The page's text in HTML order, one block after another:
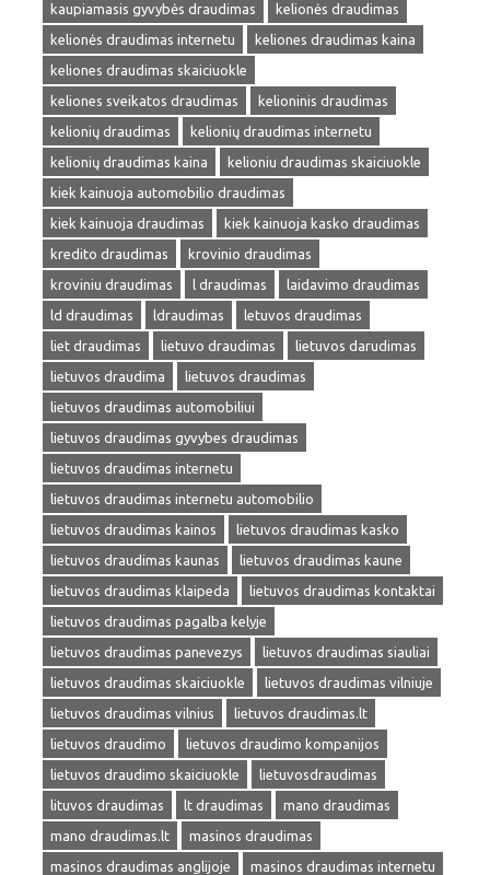
kaupiamasis gyvybės draudimas
kelionės draudimas
kelionės draudimas internetu
keliones draudimas kaina
keliones draudimas skaiciuokle
keliones sveikatos draudimas
kelioninis draudimas
kelionių draudimas
kelionių draudimas internetu
kelionių draudimas kaina
kelioniu draudimas skaiciuokle
kiek kainuoja automobilio draudimas
kiek kainuoja draudimas
kiek kainuoja kasko draudimas
kredito draudimas
krovinio draudimas
kroviniu draudimas
l draudimas
laidavimo draudimas
ld draudimas
ldraudimas
letuvos draudimas
liet draudimas
lietuvo draudimas
lietuvos darudimas
lietuvos draudima
lietuvos draudimas
lietuvos draudimas automobiliui
lietuvos draudimas gyvybes draudimas
lietuvos draudimas internetu
lietuvos draudimas internetu automobilio
lietuvos draudimas kainos
lietuvos draudimas kasko
lietuvos draudimas kaunas
lietuvos draudimas kaune
lietuvos draudimas klaipeda
lietuvos draudimas kontaktai
lietuvos draudimas pagalba kelyje
lietuvos draudimas panevezys
lietuvos draudimas siauliai
lietuvos draudimas skaiciuokle
lietuvos draudimas vilniuje
lietuvos draudimas vilnius
lietuvos draudimas.lt
lietuvos draudimo
lietuvos draudimo kompanijos
lietuvos draudimo skaiciuokle
lietuvosdraudimas
lituvos draudimas
lt draudimas
mano draudimas
mano draudimas.lt
masinos draudimas
masinos draudimas anglijoje
masinos draudimas internetu